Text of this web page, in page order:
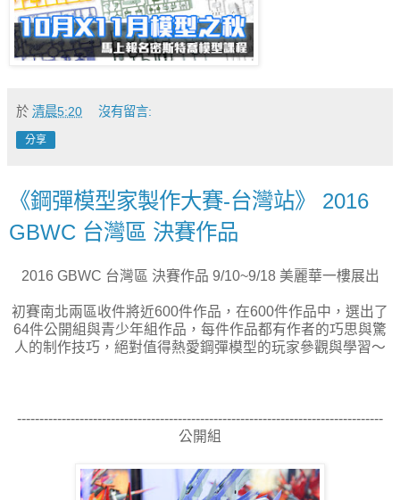
於 清晨5:20 沒有留言:
分享
《鋼彈模型家製作大賽-台灣站》 2016
GBWC 台灣區 決賽作品
2016 GBWC 台灣區 決賽作品 9/10~9/18 美麗華一樓展出
初賽南北兩區收件將近600件作品，在600件作品中，選出了
64件公開組與青少年組作品，每件作品都有作者的巧思與驚
人的制作技巧，絕對值得熱愛鋼彈模型的玩家參觀與學習～
----------------------------------------------------------------------------------
公開組